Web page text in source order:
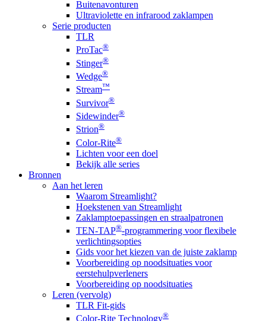
Buitenavonturen
Ultraviolette en infrarood zaklampen
Serie producten
TLR
ProTac®
Stinger®
Wedge®
Stream™
Survivor®
Sidewinder®
Strion®
Color-Rite®
Lichten voor een doel
Bekijk alle series
Bronnen
Aan het leren
Waarom Streamlight?
Hoekstenen van Streamlight
Zaklamptoepassingen en straalpatronen
TEN-TAP®-programmering voor flexibele
verlichtingsopties
Gids voor het kiezen van de juiste zaklamp
Voorbereiding op noodsituaties voor
eerstehulpverleners
Voorbereiding op noodsituaties
Leren (vervolg)
TLR Fit-gids
Color-Rite Technology®